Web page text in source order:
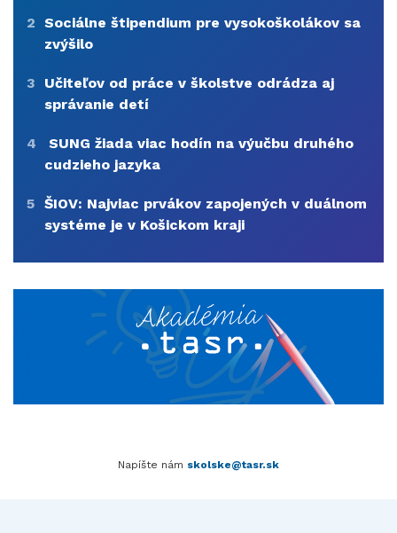
2 Sociálne štipendium pre vysokoškolákov sa
zvýšilo
3
Učiteľov od práce v školstve odrádza aj
správanie detí
4
SUNG žiada viac hodín na výučbu druhého
cudzieho jazyka
5 ŠIOV: Najviac prvákov zapojených v duálnom
systéme je v Košickom kraji
Napíšte nám skolske@tasr.sk